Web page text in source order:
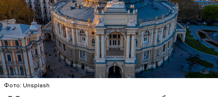
Фото: Unsplash
в ее семье было семь детей, однако трое ее
братьев умерли еще в детстве. Позже ее семья
переехала в город Вифлеем в том же штате. До
замужества работала страховым менеджером, а в
21 год вышла замуж и стала домохозяйкой. Через
два года у нее родилась дочь. Женщина стала жить
в доме престарелых только в возрасте 111 лет,
когда у нее появилась слабость и ухудшилось
зрение. В последние годы жизни у нее появились
вредных привычек, но очень любила сладости и
чипсы, а овощи ела редко. Сара Носс скончалась 30
декабря 1999 года в возрасте 119 лет и 97 дней.